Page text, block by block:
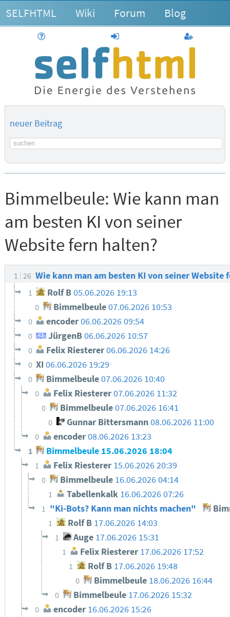
SELFHTML Wiki Forum Blog
anmelden
neuer Beitrag
Suchbegriff
Bimmelbeule: Wie kann man
am besten KI von seiner
Website fern halten?
1 26 Wie kann man am besten KI von seiner Website
1 Rolf B05.06.2026 19:13
0 Bimmelbeule 07.06.2026 10:53
0 encoder06.06.2026 09:54
0 JürgenB 06.06.2026 10:57
0 Felix Riesterer06.06.2026 14:26
0 XI06.06.2026 19:29
0 Bimmelbeule07.06.2026 10:40
0 Felix Riesterer 07.06.2026 11:32
0 Bimmelbeule07.06.2026 16:41
0 Gunnar Bittersmann08.06.2026 11:00
0 encoder 08.06.2026 13:23
1 Bimmelbeule 15.06.2026 18:04
1 Felix Riesterer 15.06.2026 20:39
0 Bimmelbeule 16.06.2026 04:14
1 Tabellenkalk 16.06.2026 07:26
1 "Ki-Bots? Kann man nichts machen"
1 Rolf B 17.06.2026 14:03
1 Auge 17.06.2026 15:31
1 Felix Riesterer 17.06.2026 17:52
1 Rolf B 17.06.2026 19:48
0 Bimmelbeule 18.06.2026 16:44
0 Bimmelbeule 17.06.2026 15:32
0 encoder 16.06.2026 15:26